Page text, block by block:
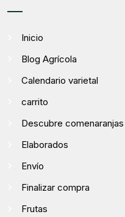
Inicio
Blog Agrícola
Calendario varietal
carrito
Descubre comenaranjas
Elaborados
Envío
Finalizar compra
Frutas